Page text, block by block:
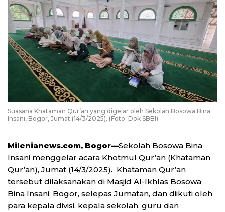
Suasana Khataman Qur’an yang digelar oleh Sekolah Bosowa Bina
Insani, Bogor, Jumat (14/3/2025). (Foto: Dok SBBI)
Milenianews.com, Bogor—Sekolah Bosowa Bina
Insani menggelar acara Khotmul Qur’an (Khataman
Qur’an), Jumat (14/3/2025). Khataman Qur’an
tersebut dilaksanakan di Masjid Al-Ikhlas Bosowa
Bina Insani, Bogor, selepas Jumatan, dan diikuti oleh
para kepala divisi, kepala sekolah, guru dan